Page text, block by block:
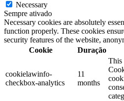
Necessary
Sempre ativado
Necessary cookies are absolutely
function properly. These cookies
security features of the website,
Cookie
Duração
cookielawinfo-
checkbox-analytics
11
months
This